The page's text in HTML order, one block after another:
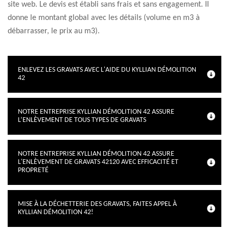
site web. Le devis est établi sans frais et sans engagement. Il
donne le montant global avec les détails (volume en m3 à
débarrasser, le prix au m3).
ENLEVEZ LES GRAVATS AVEC L'AIDE DU KYLLIAN DÉMOLITION
42
NOTRE ENTREPRISE KYLLIAN DÉMOLITION 42 ASSURE
L’ENLÈVEMENT DE TOUS TYPES DE GRAVATS
NOTRE ENTREPRISE KYLLIAN DÉMOLITION 42 ASSURE
L'ENLÈVEMENT DE GRAVATS 42120 AVEC EFFICACITÉ ET
PROPRETÉ
MISE À LA DÉCHETTERIE DES GRAVATS, FAITES APPEL À
KYLLIAN DÉMOLITION 42!